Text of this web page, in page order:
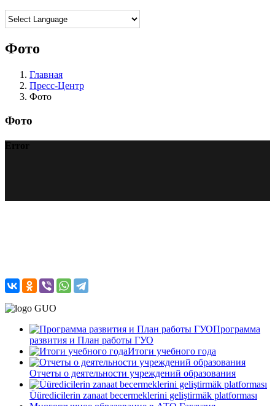
Фото
Главная
Пресс-Центр
Фото
Фото
Error
Программа
развития и План работы ГУО
Итоги учебного года
Отчеты о деятельности учреждений образования
Üüredicilerin zanaat becermeklerini geliştirmäk platforması